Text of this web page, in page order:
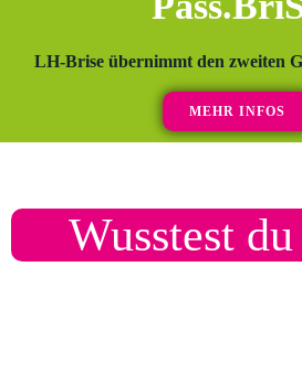
LH-Brise übernimmt den zweiten
MEHR INFOS
Wusstest